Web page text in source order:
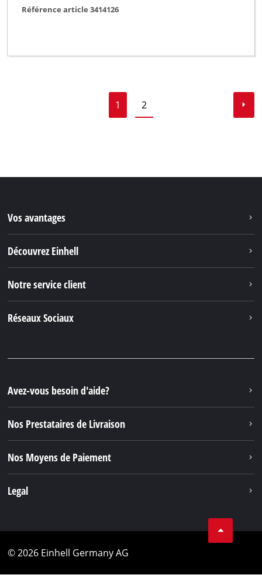
Référence article 3414126
1 2
Vos avantages
Découvrez Einhell
Notre service client
Réseaux Sociaux
Avez-vous besoin d'aide?
Nos Prestataires de Livraison
Nos Moyens de Paiement
Legal
© 2026 Einhell Germany AG